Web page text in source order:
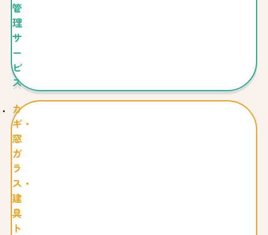
管
理
サ
ー
ビ
ス
カ
ギ・
窓
ガ
ラ
ス・
建
具
ト